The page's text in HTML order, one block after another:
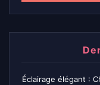
Éclairage élégant :